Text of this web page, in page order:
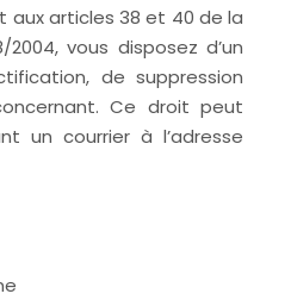
aux articles 38 et 40 de la
vous disposez d’un
de suppression
Ce droit peut
un courrier à l’adresse